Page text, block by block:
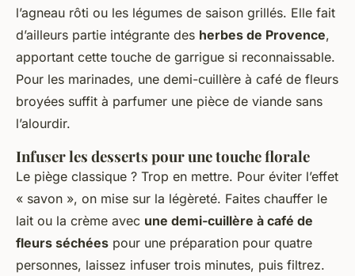
l’agneau rôti ou les légumes de saison grillés. Elle fait
d’ailleurs partie intégrante des herbes de Provence,
apportant cette touche de garrigue si reconnaissable.
Pour les marinades, une demi-cuillère à café de fleurs
broyées suffit à parfumer une pièce de viande sans
l’alourdir.
Infuser les desserts pour une touche florale
Le piège classique ? Trop en mettre. Pour éviter l’effet
« savon », on mise sur la légèreté. Faites chauffer le
lait ou la crème avec une demi-cuillère à café de
fleurs séchées pour une préparation pour quatre
personnes, laissez infuser trois minutes, puis filtrez.